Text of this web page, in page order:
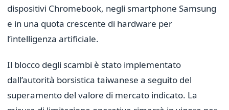
dispositivi Chromebook, negli smartphone Samsung
e in una quota crescente di hardware per
l’intelligenza artificiale.
Il blocco degli scambi è stato implementato
dall’autorità borsistica taiwanese a seguito del
superamento del valore di mercato indicato. La